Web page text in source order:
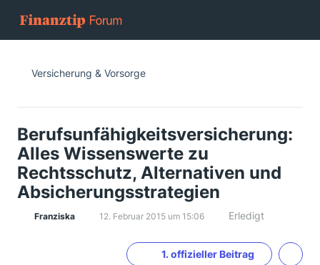
Versicherung & Vorsorge
Berufsunfähigkeitsversicherung:
Alles Wissenswerte zu
Rechtsschutz, Alternativen und
Absicherungsstrategien
Franziska 12. Februar 2015 um 15:06 Erledigt
1. offizieller Beitrag